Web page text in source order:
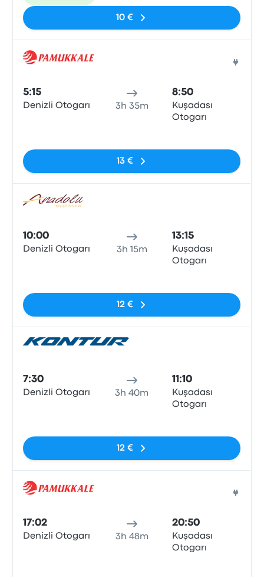
10 €
5:15
Denizli Otogarı 3h 35m
8:50
Kuşadası
Otogarı
13 €
10:00
Denizli Otogarı 3h 15m
13:15
Kuşadası
Otogarı
12 €
7:30
Denizli Otogarı 3h 40m
11:10
Kuşadası
Otogarı
12 €
17:02
Denizli Otogarı 3h 48m
20:50
Kuşadası
Otogarı